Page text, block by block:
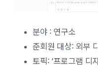
분야 : 연구소
준회원 대상: 외부
토픽: ‘프로그램 디